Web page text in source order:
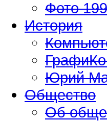
Фото
История
Юрий
Общество
Об